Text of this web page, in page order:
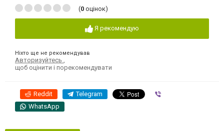
(0 оцінок)
Я рекомендую
Ніхто ще не рекомендував
Авторизуйтесь
щоб оцінити і порекомендувати
Reddit Telegram
WhatsApp